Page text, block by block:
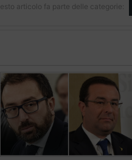
articolo fa parte delle categorie: